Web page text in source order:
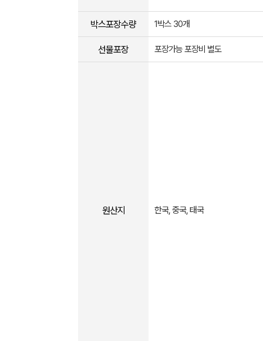
박스포장수량 1박스 30개
선물포장 포장가능 포장비 별도
원산지 한국, 중국, 태국